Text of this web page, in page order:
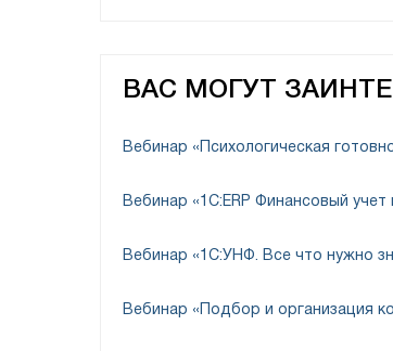
материалдық қорларды есепке алу
ВАС МОГУТ
Вебинар «Психологическая
Вебинар «1С:ERP Финансовый учет
Вебинар «1С:УНФ. Все что нужно
Вебинар «Подбор и организация